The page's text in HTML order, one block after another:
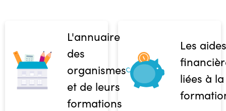
L'annuaire
des
organismes
et de leurs
formations
Les aides
liées à la